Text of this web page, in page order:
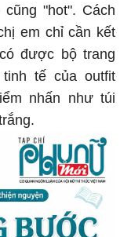
"hot". Cách
em chỉ cần kết
được bộ trang
tế của outfit
nhấn như túi